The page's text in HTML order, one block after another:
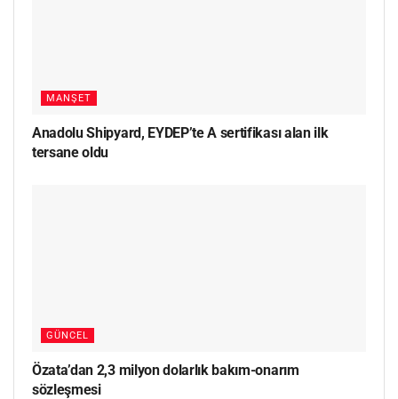
MANŞET
Anadolu Shipyard, EYDEP’te A sertifikası alan ilk
tersane oldu
GÜNCEL
Özata’dan 2,3 milyon dolarlık bakım-onarım
sözleşmesi